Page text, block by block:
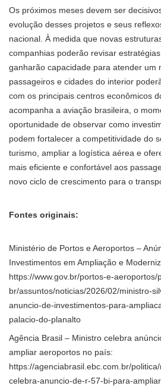
Os próximos meses devem ser
evolução desses projetos e seus
nacional. À medida que novas
companhias poderão revisar
ganharão capacidade para atender um
passageiros e cidades do interior
com os principais centros econômicos
acompanha a aviação brasileira, o
oportunidade de observar como
podem fortalecer a competitividade do
turismo, ampliar a logística aérea e
mais eficiente e confortável aos
novo ciclo de crescimento para o
Fontes originais:
Ministério de Portos e Aeroportos –
Investimentos em Ampliação e
https://www.gov.br/portos-e-aeroportos/
br/assuntos/noticias/2026/02/ministro-
anuncio-de-investimentos-para-
palacio-do-planalto
Agência Brasil – Ministro celebra
ampliar aeroportos no país:
https://agenciabrasil.ebc.com.br/
celebra-anuncio-de-r-57-bi-para-